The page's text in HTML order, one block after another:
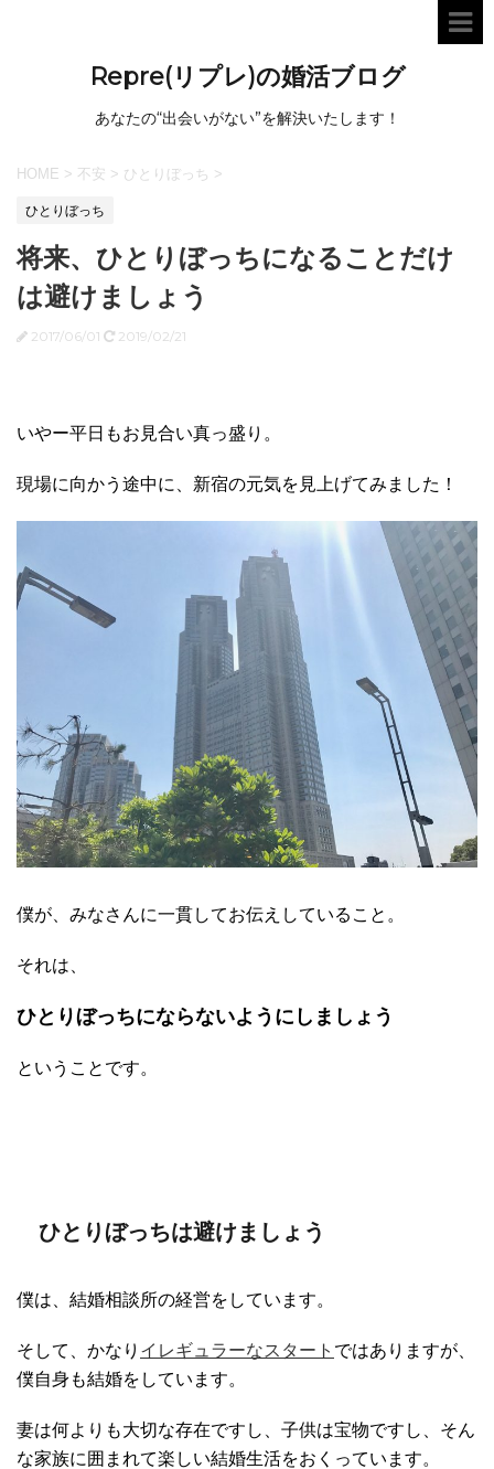
Repre(リプレ)の婚活ブログ
あなたの“出会いがない”を解決いたします！
HOME > 不安 > ひとりぼっち >
ひとりぼっち
将来、ひとりぼっちになることだけ
は避けましょう
2017/06/01 2019/02/21
いやー平日もお見合い真っ盛り。
現場に向かう途中に、新宿の元気を見上げてみました！
僕が、みなさんに一貫してお伝えしていること。
それは、
ひとりぼっちにならないようにしましょう
ということです。
ひとりぼっちは避けましょう
僕は、結婚相談所の経営をしています。
そして、かなり イレギュラーなスタート ではありますが、
僕自身も結婚をしています。
妻は何よりも大切な存在ですし、子供は宝物ですし、そん
な家族に囲まれて楽しい結婚生活をおくっています。